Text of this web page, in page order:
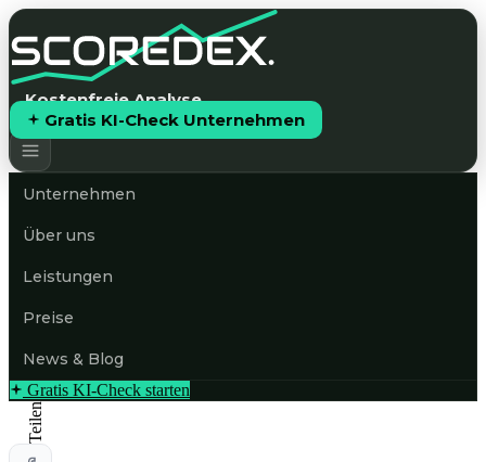
Kostenfreie Analyse
Gratis KI-Check Unternehmen
Unternehmen
Über uns
Leistungen
Preise
News & Blog
Gratis KI-Check starten
Teilen